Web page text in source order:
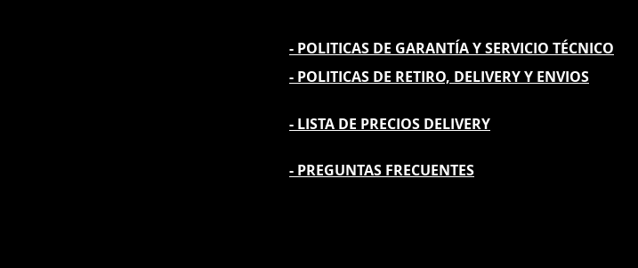
- POLITICAS DE GARANTÍAY SERVICIO TÉCNICO
- POLITICAS DE RETIRO, DELIVERY Y ENVIOS
- LISTA DE PRECIOS DELIVERY
- PREGUNTAS FRECUENTES